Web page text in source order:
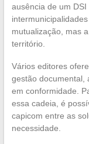
ausência de um
mutualização, mas
território.
Vários editores
gestão documental,
em conformidade.
essa cadeia, é
capicom entre as
necessidade.